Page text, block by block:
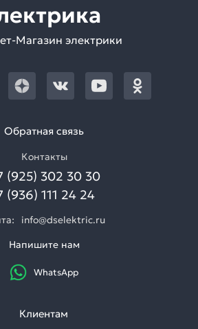
Магазин электрики
Обратная связь
Контакты
(925) 302 30 30
(936) 111 24 24
info@dselektric.ru
Напишите нам
WhatsApp
Клиентам